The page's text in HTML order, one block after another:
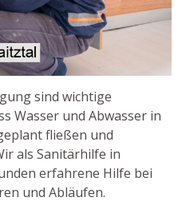
sind wichtige
Wasser und Abwasser in
fließen und
als Sanitärhilfe in
erfahrene Hilfe bei
und Abläufen.